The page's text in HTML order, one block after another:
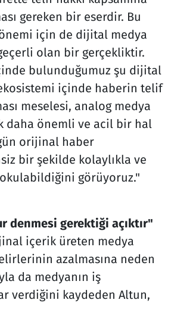
gereken bir eserdir. Bu
için de dijital medya
olan bir gerçekliktir.
bulunduğumuz şu dijital
içinde haberin telif
meselesi, analog medya
daha önemli ve acil bir hal
orijinal haber
bir şekilde kolaylıkla ve
görüyoruz."
denmesi gerektiği açıktır"
içerik üreten medya
azalmasına neden
da medyanın iş
verdiğini kaydeden Altun,